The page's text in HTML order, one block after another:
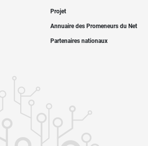
Projet
Annuaire des Promeneurs du Net
Partenaires nationaux